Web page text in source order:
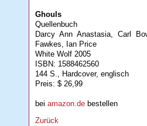
Ghouls
Quellenbuch
Darcy Ann Anastasia, Carl
Fawkes, Ian Price
White Wolf 2005
ISBN: 1588462560
144 S., Hardcover, englisch
Preis: $ 26,99
beiamazon.de bestellen
Zurück